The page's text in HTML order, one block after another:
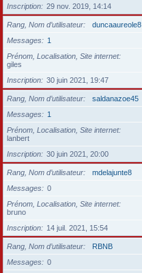
Inscription 29 nov. 2019, 14:14
Rang, Nom d’utilisateur
duncaaureole8
Messages
1
Prénom, Localisation, Site internet
giles
Inscription
30 juin 2021, 19:47
Rang, Nom d’utilisateur
saldanazoe45
Messages
1
Prénom, Localisation, Site internet
lanbert
Inscription
30 juin 2021, 20:00
Rang, Nom d’utilisateur
mdelajunte8
Messages
0
Prénom, Localisation, Site internet
bruno
Inscription
14 juil. 2021, 15:54
Rang, Nom d’utilisateur
RBNB
Messages
0